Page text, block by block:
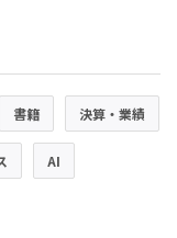
書籍 決算・業績
AI